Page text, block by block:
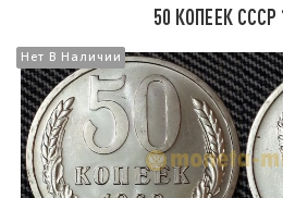
50 КОПЕЕК СССР
Нет В Наличии
Нет В Наличии